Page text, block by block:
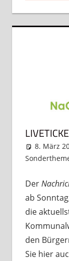
8. März
Der
ab
die
den
Sie hier